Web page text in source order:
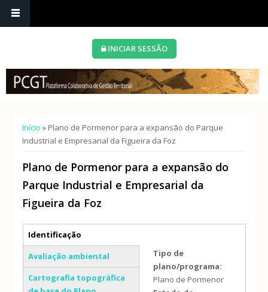
INICIAR SESSÃO
Está aqui
Início » Plano de Pormenor para a expansão do Parque
Industrial e Empresarial da Figueira da Foz
Plano de Pormenor para a expansão do
Parque Industrial e Empresarial da
Figueira da Foz
Separadores verticais
Identificação
(separador ativo)
Avaliação ambiental
Cartografia topográfica
Tipo de
plano/programa:
Plano de Pormenor